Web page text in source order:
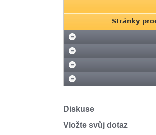
Stránky
Diskuse
Vložte svůj dotaz